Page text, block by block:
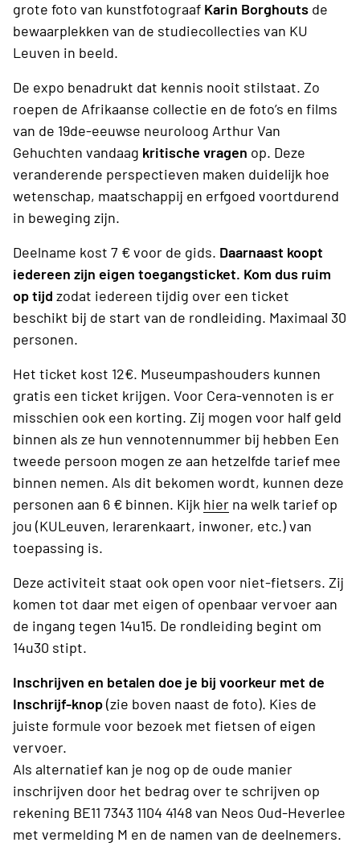
grote foto van kunstfotograaf Karin Borghouts de
bewaarplekken van de studiecollecties van KU
Leuven in beeld.
De expo benadrukt dat kennis nooit stilstaat. Zo
roepen de Afrikaanse collectie en de foto’s en films
van de 19de-eeuwse neuroloog Arthur Van
Gehuchten vandaag kritische vragen op. Deze
veranderende perspectieven maken duidelijk hoe
wetenschap, maatschappij en erfgoed voortdurend
in beweging zijn.
Deelname kost 7 € voor de gids. Daarnaast koopt
iedereen zijn eigen toegangsticket. Kom dus ruim
op tijd zodat iedereen tijdig over een ticket
beschikt bij de start van de rondleiding. Maximaal 30
personen.
Het ticket kost 12€. Museumpashouders kunnen
gratis een ticket krijgen. Voor Cera-vennoten is er
misschien ook een korting. Zij mogen voor half geld
binnen als ze hun vennotennummer bij hebben Een
tweede persoon mogen ze aan hetzelfde tarief mee
binnen nemen. Als dit bekomen wordt, kunnen deze
personen aan 6 € binnen. Kijk hier na welk tarief op
jou (KULeuven, lerarenkaart, inwoner, etc.) van
toepassing is.
Deze activiteit staat ook open voor niet-fietsers. Zij
komen tot daar met eigen of openbaar vervoer aan
de ingang tegen 14u15. De rondleiding begint om
14u30 stipt.
Inschrijven en betalen doe je bij voorkeur met de
Inschrijf-knop(zie boven naast de foto). Kies de
juiste formule voor bezoek met fietsen of eigen
vervoer.
Als alternatief kan je nog op de oude manier
inschrijven door het bedrag over te schrijven op
rekening BE11 7343 1104 4148 van Neos Oud-Heverlee
met vermelding M en de namen van de deelnemers.